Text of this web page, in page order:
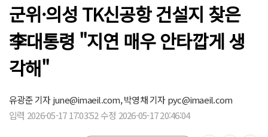
군위·의성 TK신공항 건설지 찾은
李대통령 "지연 매우 안타깝게 생
각해"
유광준 기자june@imaeil.com,박영채 기자pyc@imaeil.com
입력 2026-05-17 17:03:52 수정 2026-05-17 20:46:04